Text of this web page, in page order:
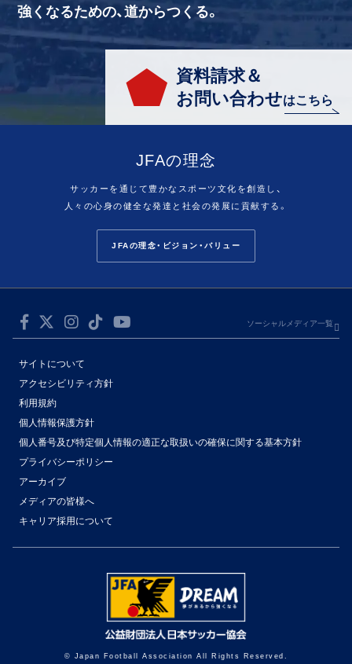
強くなるための、道からつくる。
資料請求＆
お問い合わせはこちら
JFAの理念
サッカーを通じて豊かなスポーツ文化を創造し、
人々の心身の健全な発達と社会の発展に貢献する。
JFAの理念・ビジョン・バリュー
ソーシャルメディア一覧
サイトについて
アクセシビリティ方針
利用規約
個人情報保護方針
個人番号及び特定個人情報の適正な取扱いの確保に関する基本方針
プライバシーポリシー
アーカイブ
メディアの皆様へ
キャリア採用について
© Japan Football Association All Rights Reserved.